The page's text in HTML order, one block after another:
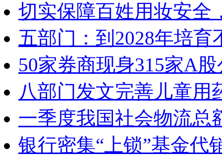
切实保障百姓用妆安全
五部门：到2028年培
50家券商现身315家A
八部门发文完善儿童用
一季度我国社会物流总
银行密集“上锁”基金代